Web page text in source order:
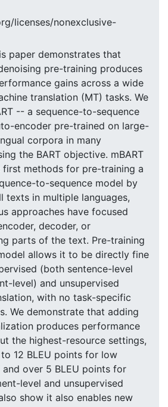
licenses/nonexclusive-
paper demonstrates that
pre-training produces
gains across a wide
translation (MT) tasks. We
-- a sequence-to-sequence
encoder pre-trained on large-
corpora in many
the BART objective. mBART
first methods for pre-training a
to-sequence model by
texts in multiple languages,
approaches have focused
decoder, or
parts of the text. Pre-training
allows it to be directly fine
(both sentence-level
level) and unsupervised
with no task-specific
We demonstrate that adding
produces performance
the highest-resource settings,
12 BLEU points for low
and over 5 BLEU points for
level and unsupervised
show it also enables new